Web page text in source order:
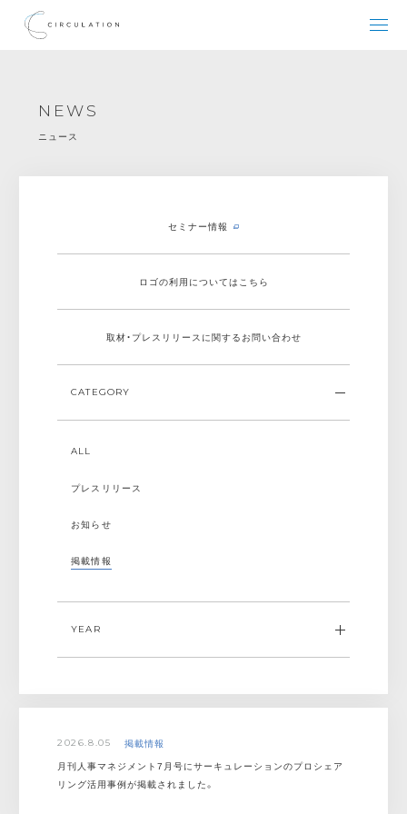
NEWS
ニュース
セミナー情報
ロゴの利用についてはこちら
取材・プレスリリースに関するお問い合わせ
CATEGORY
ALL
プレスリリース
お知らせ
掲載情報
YEAR
2025
2026.8.05
掲載情報
月刊人事マネジメント7月号にサーキュレーションのプロシェア
リング活用事例が掲載されました。